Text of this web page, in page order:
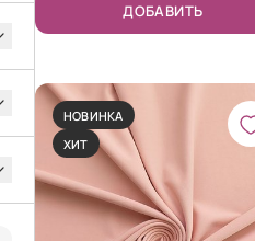
ДОБАВИТЬ
НОВИНКА
ХИТ